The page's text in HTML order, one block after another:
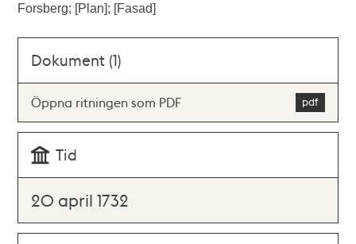
Forsberg; [Plan]; [Fasad]
Dokument (1)
Öppna ritningen som PDF
Tid
20 april 1732